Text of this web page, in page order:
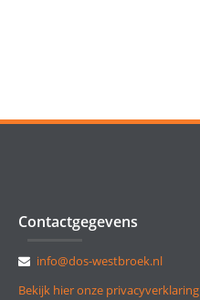
Contactgegevens
info@dos-westbroek.nl
Bekijk hier onze privacyverklaring